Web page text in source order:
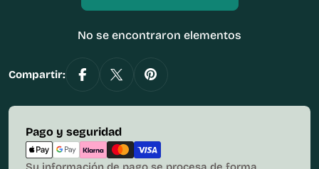
No se encontraron elementos
Compartir:
Pago y seguridad
Métodos
de
pago